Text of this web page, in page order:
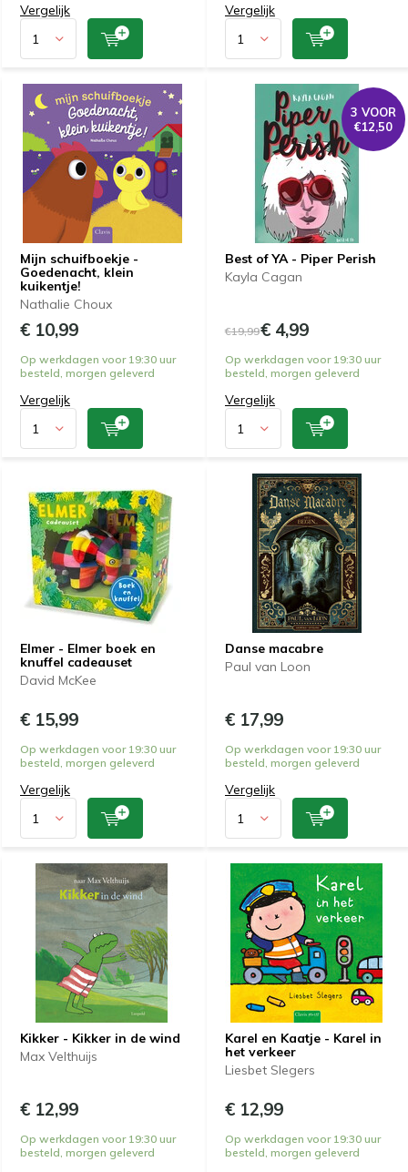
Vergelijk Vergelijk
Mijn schuifboekje -
Goedenacht, klein
kuikentje!
Nathalie Choux
€ 10,99
Op werkdagen voor 19:30 uur
besteld, morgen geleverd
Vergelijk
3 VOOR
€12,50
Best of YA - Piper Perish
Kayla Cagan
€19,99€ 4,99
Op werkdagen voor 19:30 uur
besteld, morgen geleverd
Vergelijk
Elmer - Elmer boek en
knuffel cadeauset
David McKee
€ 15,99
Op werkdagen voor 19:30 uur
besteld, morgen geleverd
Vergelijk
Danse macabre
Paul van Loon
€ 17,99
Op werkdagen voor 19:30 uur
besteld, morgen geleverd
Vergelijk
Kikker - Kikker in de wind
Max Velthuijs
€ 12,99
Op werkdagen voor 19:30 uur
besteld, morgen geleverd
Karel en Kaatje - Karel in
het verkeer
Liesbet Slegers
€ 12,99
Op werkdagen voor 19:30 uur
besteld, morgen geleverd